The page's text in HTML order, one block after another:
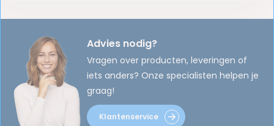
Advies nodig?
Vragen over producten, leveringen of
iets anders? Onze specialisten helpen je
graag!
Klantenservice